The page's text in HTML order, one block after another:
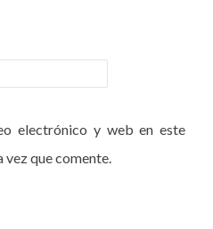
electrónico y web en este
que comente.